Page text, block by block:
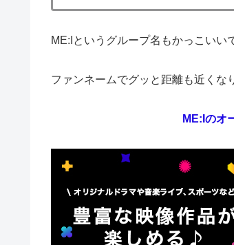
ME:Iというグループ名もかっこいい
ファンネームでグッと距離も近くな
ME:Iのオ